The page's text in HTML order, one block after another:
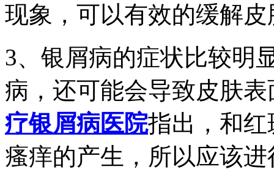
现象，可以有效的缓解
3、银屑病的症状比较明
病，还可能会导致皮肤
疗银屑病医院指出，和
瘙痒的产生，所以应该